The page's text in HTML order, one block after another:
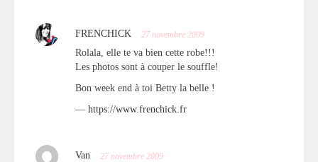
FRENCHICK 27 novembre 2009
Rolala, elle te va bien cette robe!!!
Les photos sont à couper le souffle!
Bon week end à toi Betty la belle !
— https://www.frenchick.fr
Van 27 novembre 2009